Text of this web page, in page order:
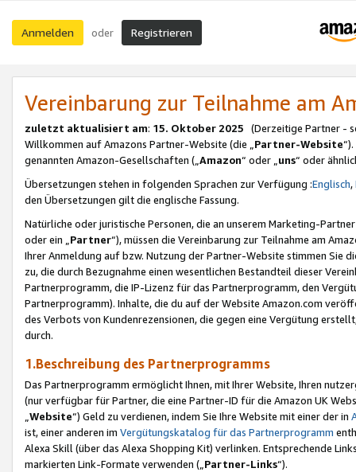
Anmelden oder Registrieren
Vereinbarung zur Teilnahme am
zuletzt aktualisiert am: 15. Oktober 2025 (Derzeitige Partner -
Willkommen auf Amazons Partner-Website (die „Partner-Website
genannten Amazon-Gesellschaften („Amazon“ oder „uns“ oder
Übersetzungen stehen in folgenden Sprachen zur Verfügung :Englisch,
den Übersetzungen gilt die englische Fassung.
Natürliche oder juristische Personen, die an unserem Marketing-
oder ein „Partner“), müssen die Vereinbarung zur Teilnahme am
Ihrer Anmeldung auf bzw. Nutzung der Partner-Website stimmen Sie
zu, die durch Bezugnahme einen wesentlichen Bestandteil dieser
Partnerprogramm, die IP-Lizenz für das Partnerprogramm, den
Partnerprogramm). Inhalte, die du auf der Website Amazon.com
des Verbots von Kundenrezensionen, die gegen eine Vergütung
durch.
1.Beschreibung des Partnerprogramms
Das Partnerprogramm ermöglicht Ihnen, mit Ihrer Website, Ihren
(nur verfügbar für Partner, die eine Partner-ID für die Amazon UK
Website“) Geld zu verdienen, indem Sie Ihre Website mit einer der in
ist, einer anderen im Vergütungskatalog für das Partnerprogramm
Alexa Skill (über das Alexa Shopping Kit) verlinken. Entsprechende
markierten Link-Formate verwenden („ Partner-Links“).